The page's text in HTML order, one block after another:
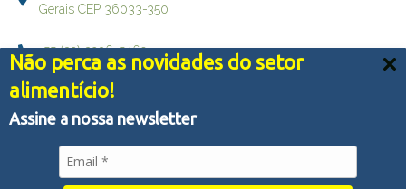
Não perca as novidades do setor
alimentício!
Assine a nossa newsletter
Gerais CEP 36033-350
+55 (32) 3236-5469
falecom@brqualityconsultoria.com.br
© Copyright 2022 - BR QUALITY CONSULTORIA - Todos os
Nós usamos cookies e outras tecnologias semelhantes
para melhorar a sua experiência em nossos serviços,
personalizar publicidade e recomendar conteúdo de seu
com tal monitoramento.Política de Privacidade
Aceitar tudo